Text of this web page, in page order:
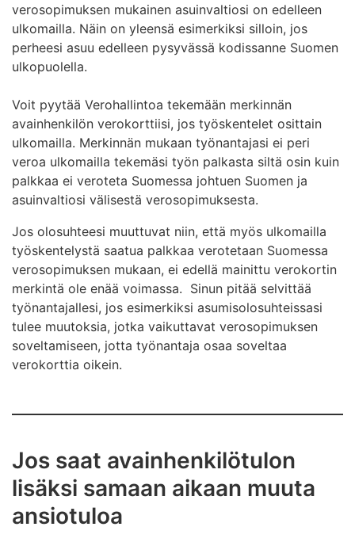
verosopimuksen mukainen asuinvaltiosi on edelleen
ulkomailla. Näin on yleensä esimerkiksi silloin, jos
perheesi asuu edelleen pysyvässä kodissanne Suomen
ulkopuolella.
Voit pyytää Verohallintoa tekemään merkinnän
avainhenkilön verokorttiisi, jos työskentelet osittain
ulkomailla. Merkinnän mukaan työnantajasi ei peri
veroa ulkomailla tekemäsi työn palkasta siltä osin kuin
palkkaa ei veroteta Suomessa johtuen Suomen ja
asuinvaltiosi välisestä verosopimuksesta.
Jos olosuhteesi muuttuvat niin, että myös ulkomailla
työskentelystä saatua palkkaa verotetaan Suomessa
verosopimuksen mukaan, ei edellä mainittu verokortin
merkintä ole enää voimassa. Sinun pitää selvittää
työnantajallesi, jos esimerkiksi asumisolosuhteissasi
tulee muutoksia, jotka vaikuttavat verosopimuksen
soveltamiseen, jotta työnantaja osaa soveltaa
verokorttia oikein.
Jos saat avainhenkilötulon
lisäksi samaan aikaan muuta
ansiotuloa